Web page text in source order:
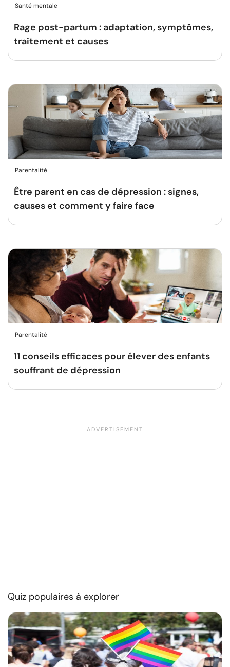
Santé mentale
Rage post-partum : adaptation, symptômes,
traitement et causes
Parentalité
Être parent en cas de dépression : signes,
causes et comment y faire face
Parentalité
11 conseils efficaces pour élever des enfants
souffrant de dépression
Quiz populaires à explorer